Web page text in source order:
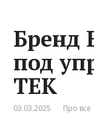
Бренд
под
TEK
03.03.2025 Про все